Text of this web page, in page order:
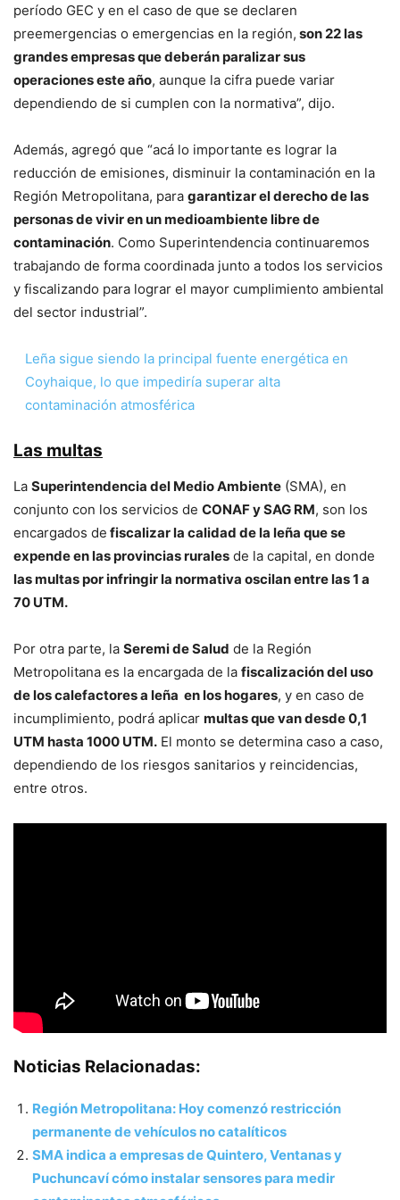
período GEC y en el caso de que se declaren
preemergencias o emergencias en la región, son 22 las
grandes empresas que deberán paralizar sus
operaciones este año, aunque la cifra puede variar
dependiendo de si cumplen con la normativa”, dijo.
Además, agregó que “acá lo importante es lograr la
reducción de emisiones, disminuir la contaminación en la
Región Metropolitana, para garantizar el derecho de las
personas de vivir en un medioambiente libre de
contaminación. Como Superintendencia continuaremos
trabajando de forma coordinada junto a todos los servicios
y fiscalizando para lograr el mayor cumplimiento ambiental
del sector industrial”.
Leña sigue siendo la principal fuente energética en
Coyhaique, lo que impediría superar alta
contaminación atmosférica
Las multas
La Superintendencia del Medio Ambiente (SMA), en
conjunto con los servicios de CONAF y SAG RM, son los
encargados de fiscalizar la calidad de la leña que se
expende en las provincias rurales de la capital, en donde
las multas por infringir la normativa oscilan entre las 1 a
70 UTM.
Por otra parte, la Seremi de Salud de la Región
Metropolitana es la encargada de la fiscalización del uso
de los calefactores a leña en los hogares, y en caso de
incumplimiento, podrá aplicar multas que van desde 0,1
UTM hasta 1000 UTM. El monto se determina caso a caso,
dependiendo de los riesgos sanitarios y reincidencias,
entre otros.
Noticias Relacionadas:
Región Metropolitana: Hoy comenzó restricción
permanente de vehículos no catalíticos
SMA indica a empresas de Quintero, Ventanas y
Puchuncaví cómo instalar sensores para medir